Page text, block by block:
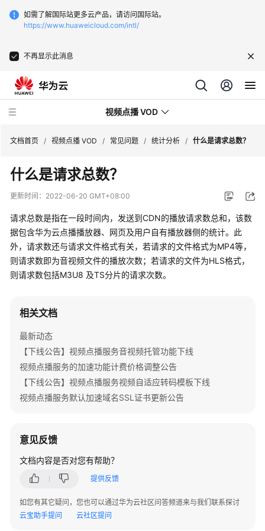
如需了解国际站更多云产品，请访问国际站。
https://www.huaweicloud.com/intl/
不再显示此消息
视频点播 VOD
最
新
态
服
务
公
产
介
绍
快
入
用
户
最
文档首页 / 视频点播 VOD / 常见问题 / 统计分析 / 什么是请求总数？
什么是请求总数？
更新时间： 2022-06-20 GMT+08:00
请求总数是指在一段时间内，发送到CDN的播放请求数总和，该数
据包含华为云点播播放器、网页及用户自有播放器侧的统计。此
外，请求数还与请求文件格式有关，若请求的文件格式为MP4等，
则请求数即为音视频文件的播放次数；若请求的文件为HLS格式，
则请求数包括M3U8 及TS分片的请求次数。
相关文档
最新动态
【下线公告】视频点播服务音视频托管功能下线
视频点播服务的加速功能计费价格调整公告
【下线公告】视频点播服务视频自适应转码模板下线
视频点播服务默认加速域名SSL证书更新公告
意见反馈
文档内容是否对您有帮助？
提供反馈
如您有其它疑问，您也可以通过华为云社区问答频道来与我们联系探讨
云宝助手提问
云社区提问